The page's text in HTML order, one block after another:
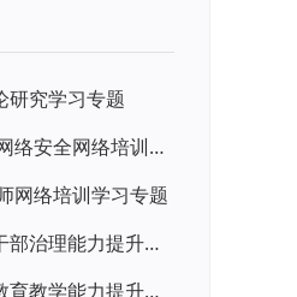
研究学习专题
2020年教育系统网络安全网络培训示范班学习专题
网络培训学习专题
第八期高校中层干部治理能力提升专题网络培训
第四期高校教师教育教学能力提升专题网络培训学习专题